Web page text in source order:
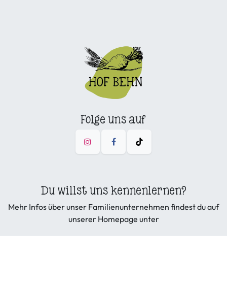
Folge uns auf
Du willst uns kennenlernen?
Mehr Infos über unser Familienunternehmen findest du auf
unserer Homepage unter